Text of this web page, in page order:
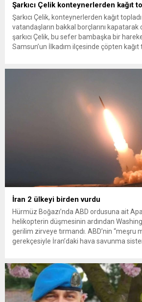
Şarkıcı Çelik konteynerlerden kağıt
Şarkıcı Çelik, konteynerlerden kağıt
vatandaşların bakkal borçlarını
şarkıcı Çelik, bu sefer bambaşka bir
Samsun’un İlkadım ilçesinde çöpten
İran 2 ülkeyi birden vurdu
Hürmüz Boğazı’nda ABD ordusuna ait
helikopterin düşmesinin ardından
gerilim zirveye tırmandı. ABD’nin “meşru
gerekçesiyle İran’daki hava savunma
yeni bir ABD saldırısına anında yanıt